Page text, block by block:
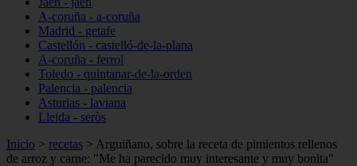
A-coruña - a-coruña
Madrid - getafe
Castellón - castelló-de-la-plana
A-coruña - ferrol
Toledo - quintanar-de-la-orden
Palencia - palencia
Asturias - laviana
Lleida - seròs
Inicio > recetas > Arguiñano, sobre la receta de pimientos rellenos
de arroz y carne: "Me ha parecido muy interesante y muy bonita"